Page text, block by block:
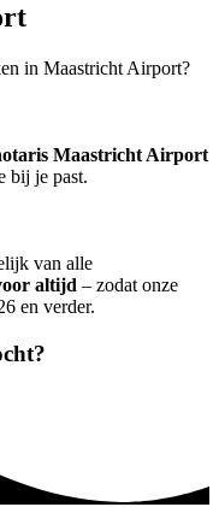
in Maastricht Airport?
Maastricht Airport
bij je past.
van alle
altijd – zodat onze
en verder.